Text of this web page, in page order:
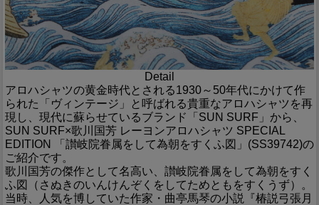
Detail
アロハシャツの黄金時代とされる1930～50年代にかけて作
られた「ヴィンテージ」と呼ばれる貴重なアロハシャツを再
現し、現代に蘇らせているブランド「SUN SURF」から、
SUN SURF×歌川国芳 レーヨンアロハシャツ SPECIAL
EDITION 「讃岐院眷属をして為朝をすくふ図」(SS39742)の
ご紹介です。
歌川国芳の傑作として名高い、讃岐院眷属をして為朝をすく
ふ図（さぬきのいんけんぞくをしてためともをすくうず）。
当時、人気を博していた作家・曲亭馬琴の小説『椿説弓張月